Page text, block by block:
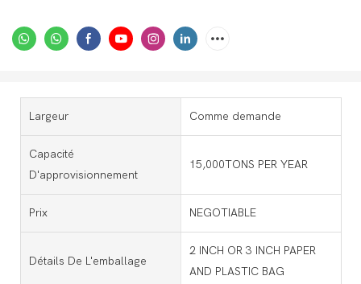
Largeur Comme demande
Capacité
D'approvisionnement
15,000TONS PER YEAR
Prix NEGOTIABLE
Détails De L'emballage
2 INCH OR 3 INCH PAPER
AND PLASTIC BAG